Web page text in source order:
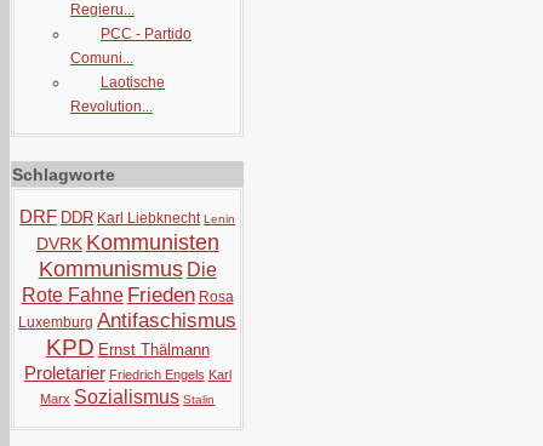
Regieru...
PCC - Partido
Comuni...
Laotische
Revolution...
Schlagworte
DRF DDR Karl Liebknecht Lenin
DVRK Kommunisten
Kommunismus Die
Rote Fahne Frieden Rosa
Luxemburg Antifaschismus
KPD Ernst Thälmann
Proletarier Friedrich Engels Karl
Marx Sozialismus Stalin